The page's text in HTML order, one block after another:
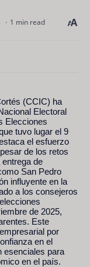
1 min read
(CCIC) ha
Electoral
Elecciones
tuvo lugar el 9
el esfuerzo
de los retos
de
San Pedro
influyente en la
a los consejeros
de 2025,
Este
por
en el
esenciales para
en el país.